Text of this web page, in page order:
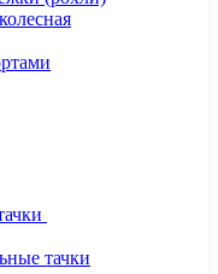
тачки